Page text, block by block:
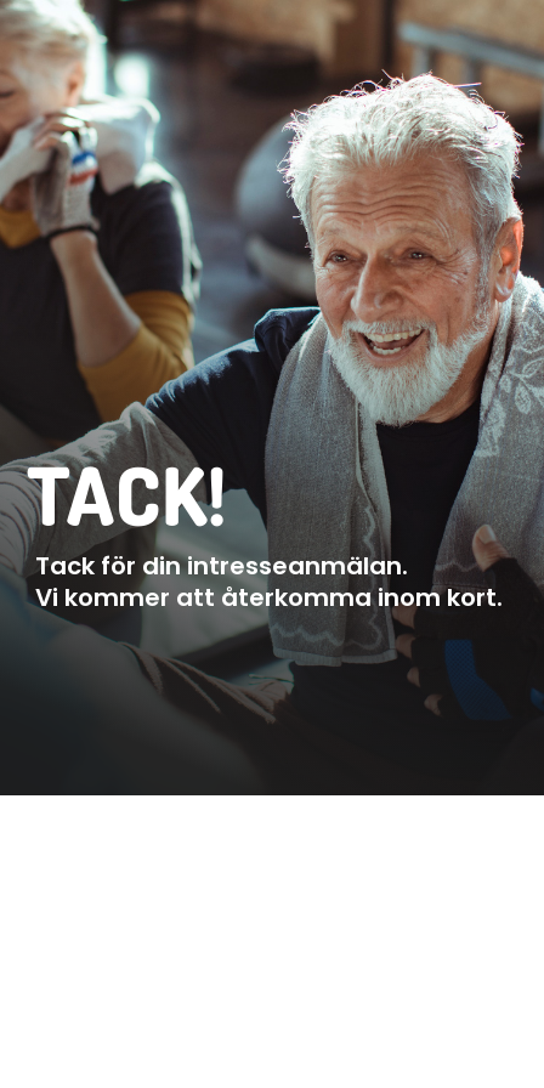
TACK!
Tack för din intresseanmälan.
Vi kommer att återkomma inom kort.